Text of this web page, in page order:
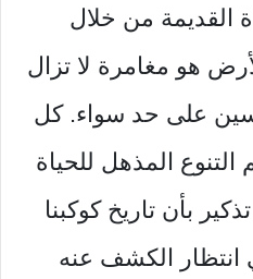
القديمة من خلال
هو مغامرة لا تزال
على حد سواء. كل
المذهل للحياة
بأن تاريخ كوكبنا
الكشف عنه